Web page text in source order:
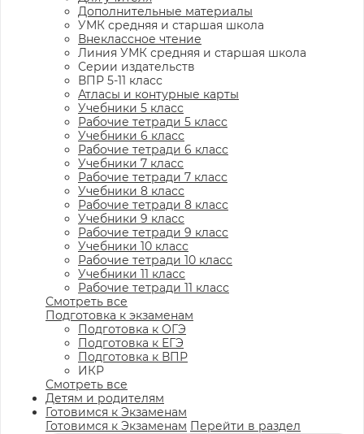
Дополнительные материалы
УМК средняя и старшая школа
Внеклассное чтение
Линия УМК средняя и старшая школа
Серии издательств
ВПР 5-11 класс
Атласы и контурные карты
Учебники 5 класс
Рабочие тетради 5 класс
Учебники 6 класс
Рабочие тетради 6 класс
Учебники 7 класс
Рабочие тетради 7 класс
Учебники 8 класс
Рабочие тетради 8 класс
Учебники 9 класс
Рабочие тетради 9 класс
Учебники 10 класс
Рабочие тетради 10 класс
Учебники 11 класс
Рабочие тетради 11 класс
Смотреть все
Подготовка к экзаменам
Подготовка к ОГЭ
Подготовка к ЕГЭ
Подготовка к ВПР
ИКР
Смотреть все
Детям и родителям
Готовимся к Экзаменам
Готовимся к Экзаменам Перейти в раздел